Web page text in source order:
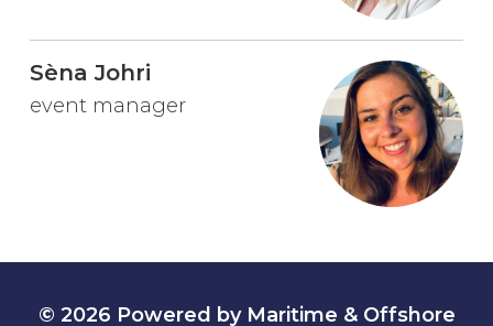
Sèna Johri
event manager
© 2026 Powered by Maritime & Offshore